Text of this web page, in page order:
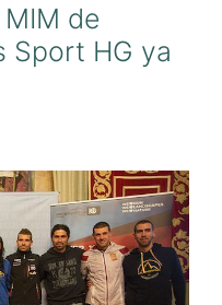
de
Sport HG ya